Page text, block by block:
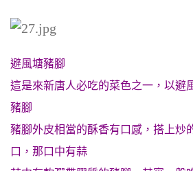
避風塘豬腳
這是來新唐人必吃的菜色之一，以避
豬腳
豬腳外皮相當的酥香有口感，搭上炒
口，那口中有蒜